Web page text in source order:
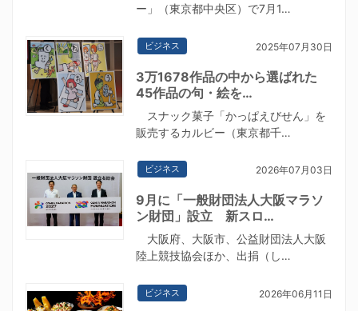
ー」（東京都中央区）で7月1…
ビジネス 2025年07月30日
3万1678作品の中から選ばれた
45作品の句・絵を…
スナック菓子「かっぱえびせん」を
販売するカルビー（東京都千…
ビジネス 2026年07月03日
9月に「一般財団法人大阪マラソ
ン財団」設立 新スロ…
大阪府、大阪市、公益財団法人大阪
陸上競技協会ほか、出捐（し…
ビジネス 2026年06月11日